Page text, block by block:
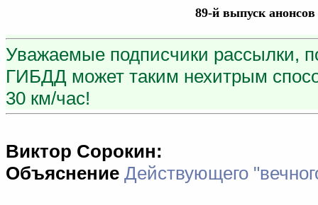
89-й выпуск
Уважаемые подписчики рассылки,
ГИБДД может таким нехитрым
30 км/час!
Виктор Сорокин:
Объяснение Действующего